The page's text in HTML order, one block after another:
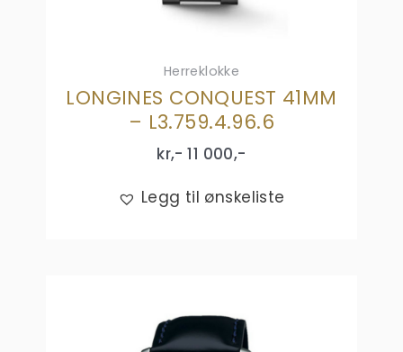
Herreklokke
LONGINES CONQUEST 41MM
– L3.759.4.96.6
kr,- 11 000,-
Legg til ønskeliste